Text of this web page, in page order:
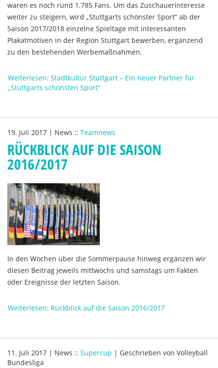
waren es noch rund 1.785 Fans. Um das Zuschauerinteresse
weiter zu steigern, wird „Stuttgarts schönster Sport“ ab der
Saison 2017/2018 einzelne Spieltage mit interessanten
Plakatmotiven in der Region Stuttgart bewerben, ergänzend
zu den bestehenden Werbemaßnahmen.
Weiterlesen: Stadtkultur Stuttgart – Ein neuer Partner für
„Stuttgarts schönsten Sport“
19. Juli 2017 | News :: Teamnews
RÜCKBLICK AUF DIE SAISON
2016/2017
In den Wochen über die Sommerpause hinweg ergänzen wir
diesen Beitrag jeweils mittwochs und samstags um Fakten
oder Ereignisse der letzten Saison.
Weiterlesen: Rückblick auf die Saison 2016/2017
11. Juli 2017 | News :: Supercup | Geschrieben von Volleyball
Bundesliga